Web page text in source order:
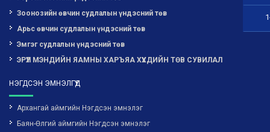
Зоонозийн өвчин судлалын үндэсний төв
Арьс өвчин судлалын үндэсний төв
Эмгэг судлалын үндэсний төв
ЭРҮҮЛ МЭНДИЙН ЯАМНЫ ХАРЪЯА ХҮҮХДИЙН ТӨВ СУВИЛАЛ
НЭГДСЭН ЭМНЭЛГҮҮД
Архангай аймгийн Нэгдсэн эмнэлэг
Баян-Өлгий аймгийн Нэгдсэн эмнэлэг